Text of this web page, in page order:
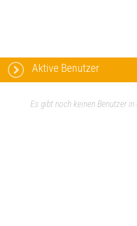
Aktive Benutzer
Es gibt noch keinen Benutzer in